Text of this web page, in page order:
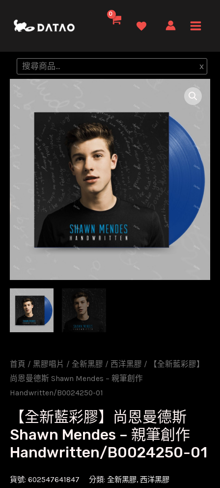
要
Menu
搜
尋
x
首頁 / 黑膠唱片 / 全新黑膠 / 西洋黑膠 / 【全新藍彩膠】
尚恩曼德斯 Shawn Mendes – 親筆創作
Handwritten/B0024250-01
【全新藍彩膠】尚恩曼德斯
Shawn Mendes – 親筆創作
Handwritten/B0024250-01
貨號: 602547641847 分類: 全新黑膠, 西洋黑膠